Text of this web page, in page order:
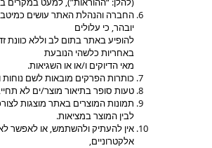
החברה והנהלת האתר עושים כמיטב
יובהר, כי עלולים
להופיע באתר בתום לב וללא כוונת
באחריות כלשהי הנובעת
מאי הדיוקים ו/או או השגיאות.
כותרות הפרקים מובאות לשם נוחות
טעות סופר בתיאור מוצר/ים לא
תמונות המוצרים באתר מוצגות
לבין המוצר במציאות.
אין להעתיק ולהשתמש, או לאפשר
אלקטרוניים,